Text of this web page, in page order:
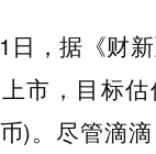
日，据《财
市，目标
)。尽管滴